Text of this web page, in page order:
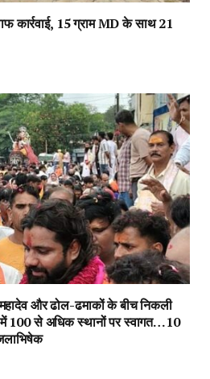
कार्रवाई, 15 ग्राम MD के साथ 21
और ढोल-ढमाकों के बीच निकली
में 100 से अधिक स्थानों पर स्वागत…10